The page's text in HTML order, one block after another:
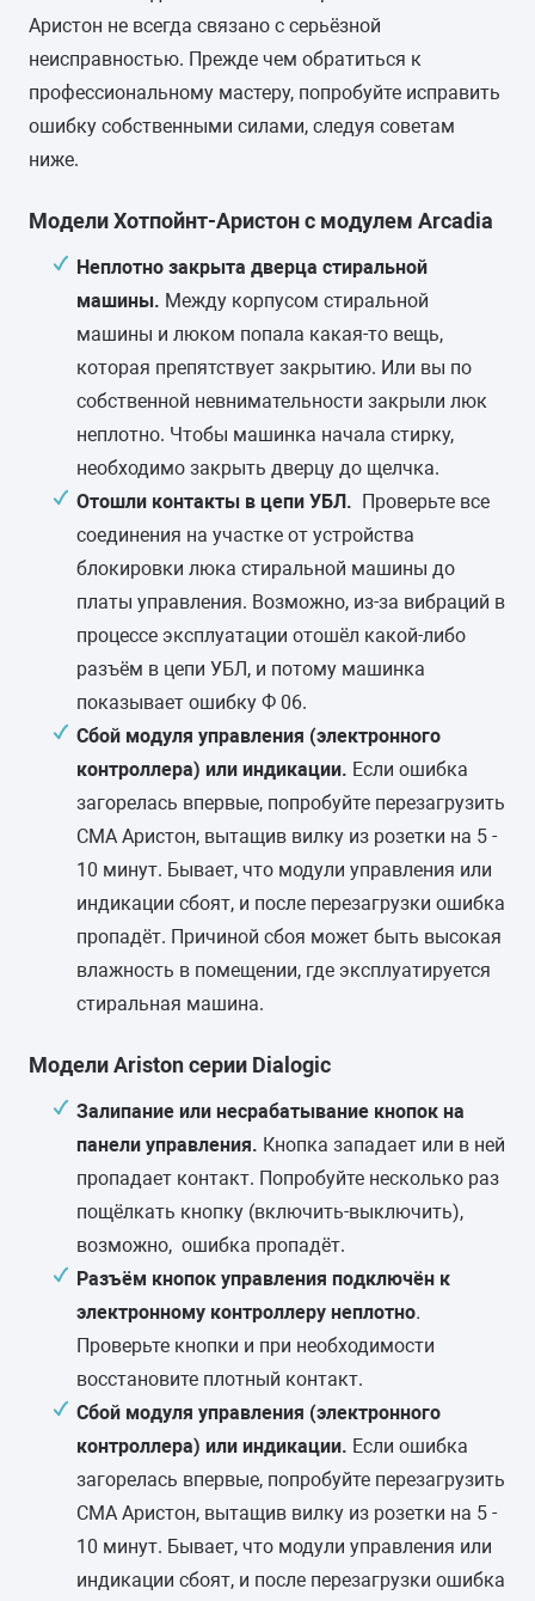
Аристон не всегда связано с серьёзной
неисправностью. Прежде чем обратиться к
профессиональному мастеру, попробуйте исправить
ошибку собственными силами, следуя советам
ниже.
Модели Хотпойнт-Аристон с модулем Arcadia
Неплотно закрыта дверца стиральной
машины. Между корпусом стиральной
машины и люком попала какая-то вещь,
которая препятствует закрытию. Или вы по
собственной невнимательности закрыли люк
неплотно. Чтобы машинка начала стирку,
необходимо закрыть дверцу до щелчка.
Отошли контакты в цепи УБЛ. Проверьте все
соединения на участке от устройства
блокировки люка стиральной машины до
платы управления. Возможно, из-за вибраций в
процессе эксплуатации отошёл какой-либо
разъём в цепи УБЛ, и потому машинка
показывает ошибку Ф 06.
Сбой модуля управления (электронного
контроллера) или индикации. Если ошибка
загорелась впервые, попробуйте перезагрузить
СМА Аристон, вытащив вилку из розетки на 5 -
10 минут. Бывает, что модули управления или
индикации сбоят, и после перезагрузки ошибка
пропадёт. Причиной сбоя может быть высокая
влажность в помещении, где эксплуатируется
стиральная машина.
Модели Ariston серии Dialogic
Залипание или несрабатывание кнопок на
панели управления. Кнопка западает или в ней
пропадает контакт. Попробуйте несколько раз
пощёлкать кнопку (включить-выключить),
возможно, ошибка пропадёт.
Разъём кнопок управления подключён к
электронному контроллеру неплотно.
Проверьте кнопки и при необходимости
восстановите плотный контакт.
Сбой модуля управления (электронного
контроллера) или индикации. Если ошибка
загорелась впервые, попробуйте перезагрузить
СМА Аристон, вытащив вилку из розетки на 5 -
10 минут. Бывает, что модули управления или
индикации сбоят, и после перезагрузки ошибка